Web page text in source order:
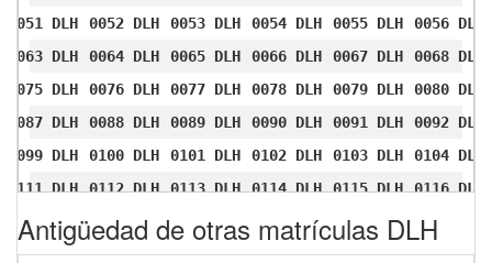
0051 DLH
0052 DLH 0053 DLH 0054 DLH 0055 DLH
0056 DLH
0063 DLH
0064 DLH 0065 DLH 0066 DLH 0067 DLH
0068 DLH
0075 DLH
0076 DLH 0077 DLH 0078 DLH 0079 DLH
0080 DLH
0087 DLH
0088 DLH 0089 DLH 0090 DLH 0091 DLH
0092 DLH
0099 DLH
0100 DLH 0101 DLH 0102 DLH 0103 DLH
0104 DLH
0111 DLH
0112 DLH 0113 DLH 0114 DLH 0115 DLH
0116 DLH
0123 DLH
0124 DLH 0125 DLH 0126 DLH 0127 DLH
0128 DLH
0135 DLH
0136 DLH 0137 DLH 0138 DLH 0139 DLH
0140 DLH
Antigüedad de otras matrículas DLH